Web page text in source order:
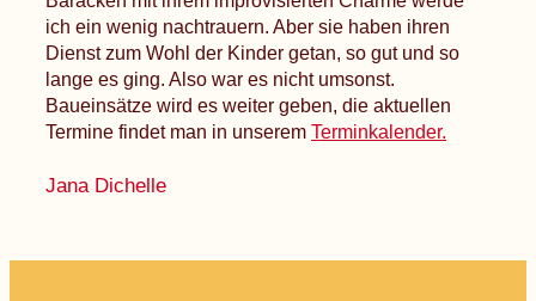
ich ein wenig nachtrauern. Aber sie haben ihren
Dienst zum Wohl der Kinder getan, so gut und so
lange es ging. Also war es nicht umsonst.
Baueinsätze wird es weiter geben, die aktuellen
Termine findet man in unserem Terminkalender.
Jana Dichelle